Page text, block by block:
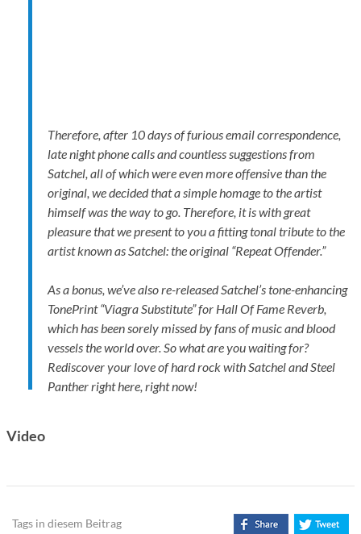
Therefore, after 10 days of furious email correspondence,
late night phone calls and countless suggestions from
Satchel, all of which were even more offensive than the
original, we decided that a simple homage to the artist
himself was the way to go. Therefore, it is with great
pleasure that we present to you a fitting tonal tribute to the
artist known as Satchel: the original “Repeat Offender.”
As a bonus, we’ve also re-released Satchel’s tone-enhancing
TonePrint “Viagra Substitute” for Hall Of Fame Reverb,
which has been sorely missed by fans of music and blood
vessels the world over. So what are you waiting for?
Rediscover your love of hard rock with Satchel and Steel
Panther right here, right now!
Video
Tags in diesem Beitrag